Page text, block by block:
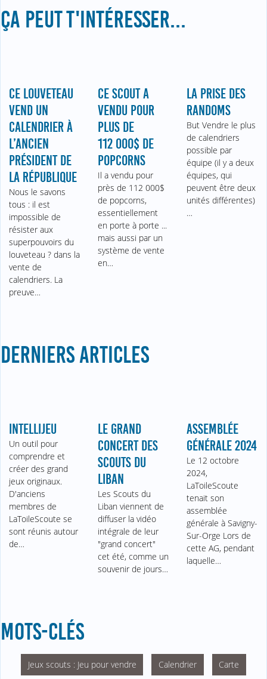
ÇA PEUT T'INTÉRESSER...
CE LOUVETEAU
VEND UN
CALENDRIER À
L’ANCIEN
PRÉSIDENT DE
LA RÉPUBLIQUE
Nous le savons
tous : il est
impossible de
résister aux
superpouvoirs du
louveteau ? dans la
vente de
calendriers. La
preuve…
CE SCOUT A
VENDU POUR
PLUS DE
112 000$ DE
POPCORNS
Il a vendu pour
près de 112 000$
de popcorns,
essentiellement
en porte à porte ...
mais aussi par un
système de vente
en…
LA PRISE DES
RANDOMS
But Vendre le plus
de calendriers
possible par
équipe (il y a deux
équipes, qui
peuvent être deux
unités différentes)
…
DERNIERS ARTICLES
INTELLIJEU
Un outil pour
comprendre et
créer des grand
jeux originaux.
D'anciens
membres de
LaToileScoute se
sont réunis autour
de…
LE GRAND
CONCERT DES
SCOUTS DU
LIBAN
Les Scouts du
Liban viennent de
diffuser la vidéo
intégrale de leur
"grand concert"
cet été, comme un
souvenir de jours…
ASSEMBLÉE
GÉNÉRALE 2024
Le 12 octobre
2024,
LaToileScoute
tenait son
assemblée
générale à Savigny-
Sur-Orge Lors de
cette AG, pendant
laquelle…
MOTS-CLÉS
Jeux scouts : Jeu pour vendre Calendrier Carte